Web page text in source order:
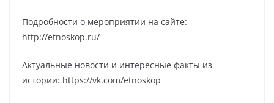
Подробности о мероприятии на сайте:
http://etnoskop.ru/
Актуальные новости и интересные факты из
истории: https://vk.com/etnoskop